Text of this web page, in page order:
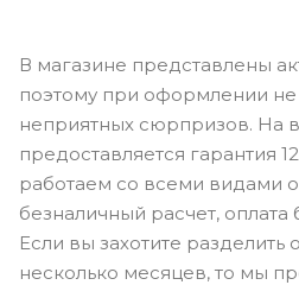
В магазине представлены
поэтому при оформлении не
неприятных сюрпризов. На
предоставляется гарантия
работаем со всеми видами
безналичный расчет, оплата
Если вы захотите разделить
несколько месяцев, то мы